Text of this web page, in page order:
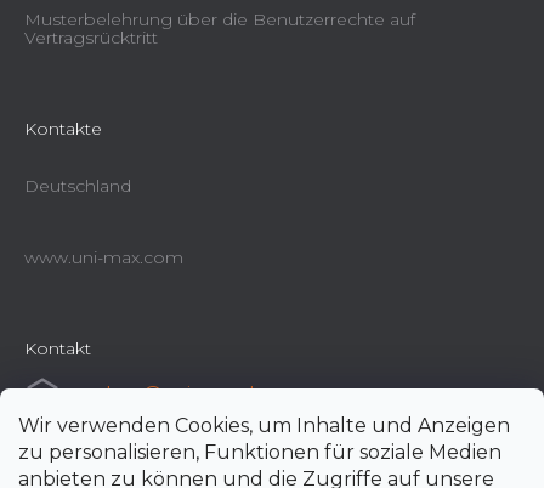
Wir verwenden Cookies, um Inhalte und Anzeigen
zu personalisieren, Funktionen für soziale Medien
anbieten zu können und die Zugriffe auf unsere
Musterbelehrung über die Benutzerrechte auf
Vertragsrücktritt
Kontakte
Deutschland
www.uni-max.com
Kontakt
e-shop@uni-max.de
+420 266 190 190